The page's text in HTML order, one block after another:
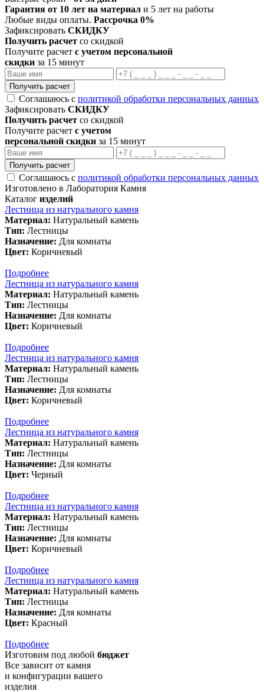
Гарантия от 10 лет на материал и 5 лет на работы
Любые виды оплаты. Рассрочка 0%
Зафиксировать СКИДКУ
Получить расчет со скидкой
Получите расчет с учетом персональной
скидки за 15 минут
Получить расчет
Соглашаюсь с политикой обработки персональных данных
Зафиксировать СКИДКУ
Получить расчет со скидкой
Получите расчет с учетом
персональной скидки за 15 минут
Получить расчет
Соглашаюсь с политикой обработки персональных данных
Изготовлено в Лаборатория Камня
Каталог изделий
Лестница из натурального камня
Материал: Натуральный камень
Тип: Лестницы
Назначение: Для комнаты
Цвет: Коричневый
Подробнее
Лестница из натурального камня
Материал: Натуральный камень
Тип: Лестницы
Назначение: Для комнаты
Цвет: Коричневый
Подробнее
Лестница из натурального камня
Материал: Натуральный камень
Тип: Лестницы
Назначение: Для комнаты
Цвет: Коричневый
Подробнее
Лестница из натурального камня
Материал: Натуральный камень
Тип: Лестницы
Назначение: Для комнаты
Цвет: Черный
Подробнее
Лестница из натурального камня
Материал: Натуральный камень
Тип: Лестницы
Назначение: Для комнаты
Цвет: Коричневый
Подробнее
Лестница из натурального камня
Материал: Натуральный камень
Тип: Лестницы
Назначение: Для комнаты
Цвет: Красный
Подробнее
Изготовим под любой бюджет
Все зависит от камня
и конфигурации вашего
изделия